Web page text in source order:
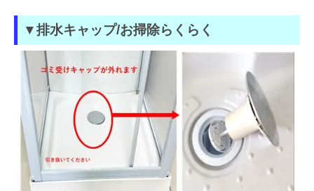
▼排水キャップ/お掃除らくらく